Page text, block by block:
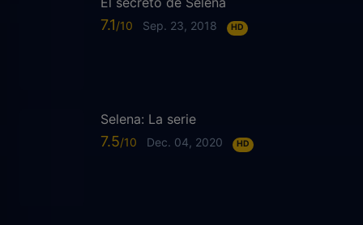
7.1 Sep. 23, 2018 HD
Selena: La serie
7.5 Dec. 04, 2020 HD